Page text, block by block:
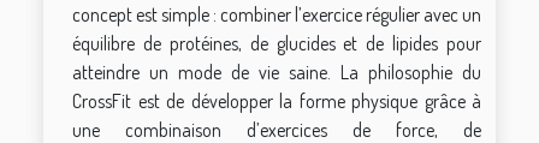
concept est simple : combiner l’exercice régulier avec un
équilibre de protéines, de glucides et de lipides pour
atteindre un mode de vie saine. La philosophie du
CrossFit est de développer la forme physique grâce à
une combinaison d’exercices de force, de